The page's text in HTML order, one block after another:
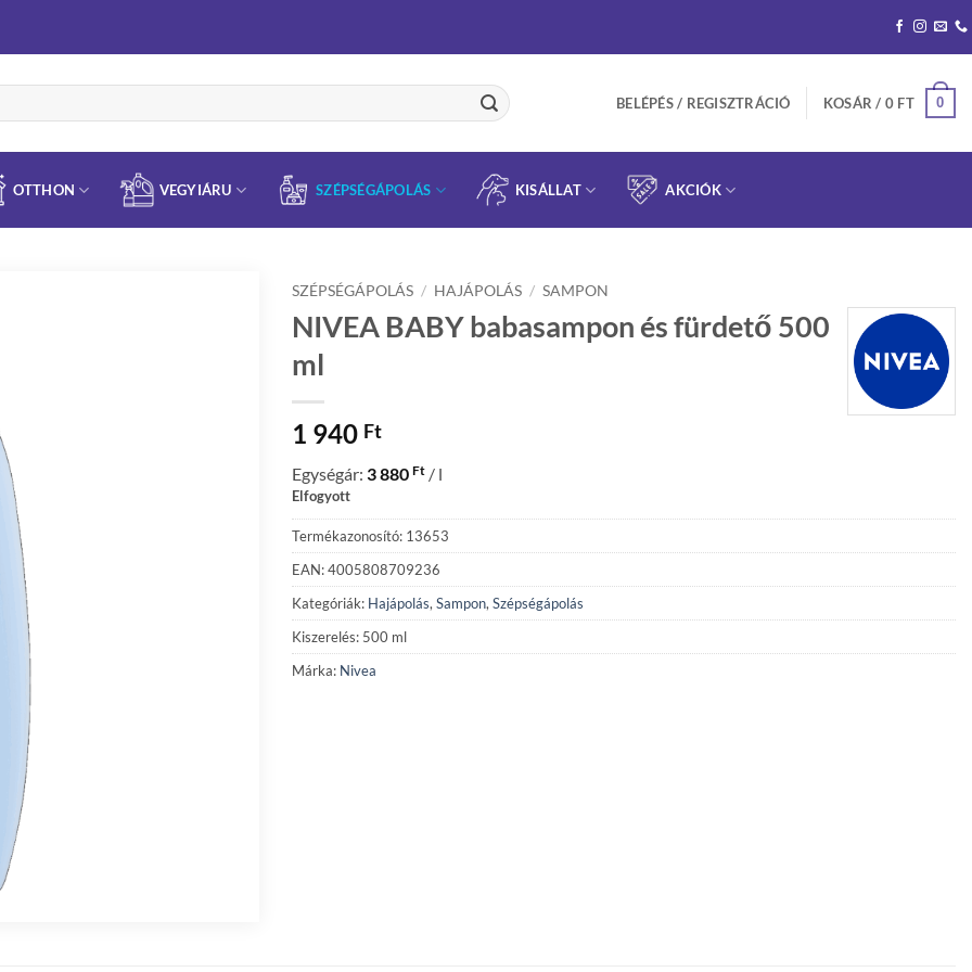
BELÉPÉS / REGISZTRÁCIÓ KOSÁR / 0 FT 0
OTTHON VEGYIÁRU SZÉPSÉGÁPOLÁS KISÁLLAT AKCIÓK
SZÉPSÉGÁPOLÁS / HAJÁPOLÁS / SAMPON
NIVEA BABY babasampon és fürdető 500
ml
1 940 Ft
Egységár: 3 880 Ft / l
Elfogyott
Termékazonosító: 13653
EAN: 4005808709236
Kategóriák: Hajápolás, Sampon, Szépségápolás
Kiszerelés: 500 ml
Márka: Nivea